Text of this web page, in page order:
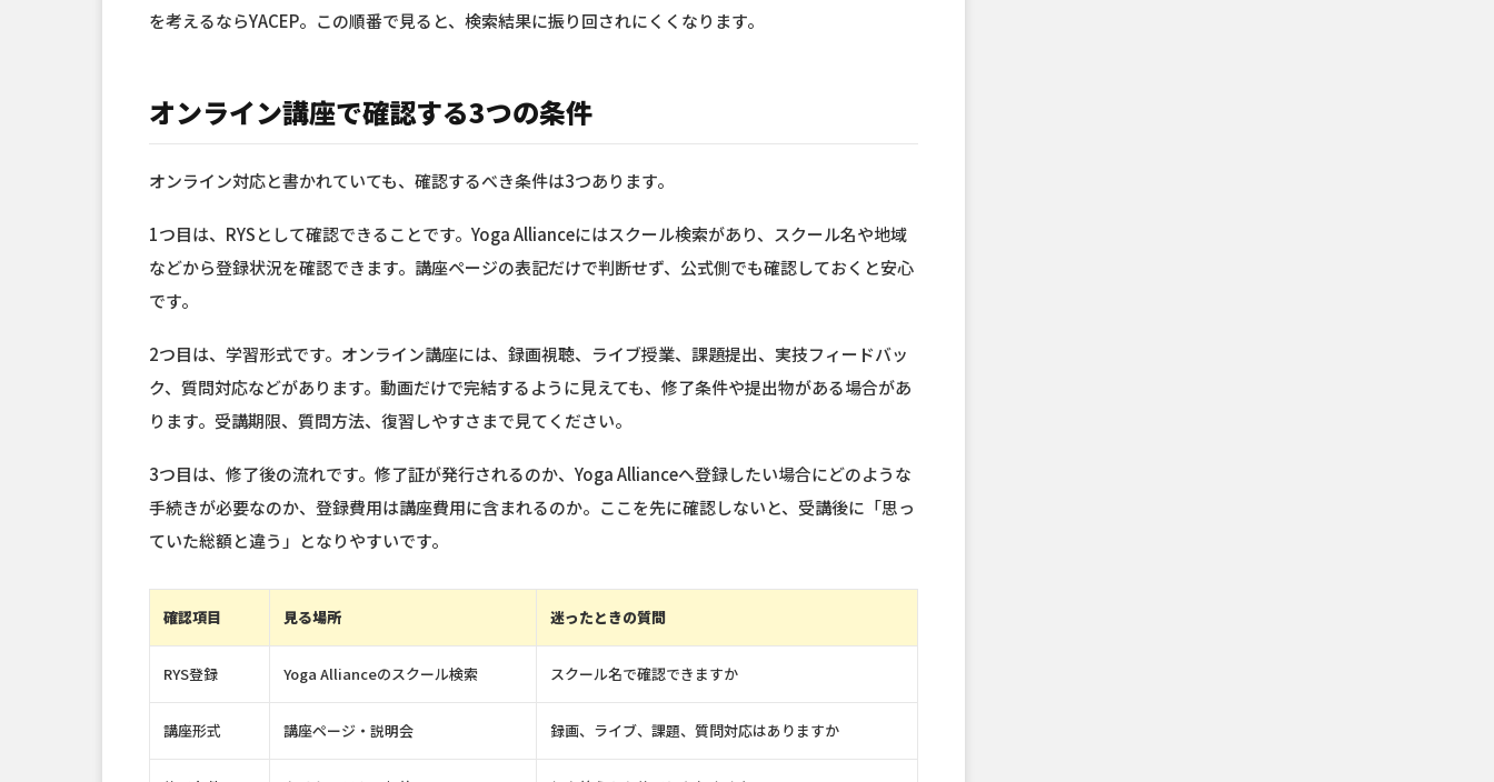
を考えるならYACEP。この順番で見ると、検索結果に振り回されにくくなります。
オンライン講座で確認する3つの条件
オンライン対応と書かれていても、確認するべき条件は3つあります。
1つ目は、RYSとして確認できることです。Yoga Allianceにはスクール検索があり、スクール名や地域
などから登録状況を確認できます。講座ページの表記だけで判断せず、公式側でも確認しておくと安心
です。
2つ目は、学習形式です。オンライン講座には、録画視聴、ライブ授業、課題提出、実技フィードバッ
ク、質問対応などがあります。動画だけで完結するように見えても、修了条件や提出物がある場合があ
ります。受講期限、質問方法、復習しやすさまで見てください。
3つ目は、修了後の流れです。修了証が発行されるのか、Yoga Allianceへ登録したい場合にどのような
手続きが必要なのか、登録費用は講座費用に含まれるのか。ここを先に確認しないと、受講後に「思っ
ていた総額と違う」となりやすいです。
確認項目 見る場所 迷ったときの質問
RYS登録 Yoga Allianceのスクール検索 スクール名で確認できますか
講座形式 講座ページ・説明会 録画、ライブ、課題、質問対応はありますか